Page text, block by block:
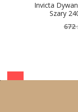
Invicta
Szary
672